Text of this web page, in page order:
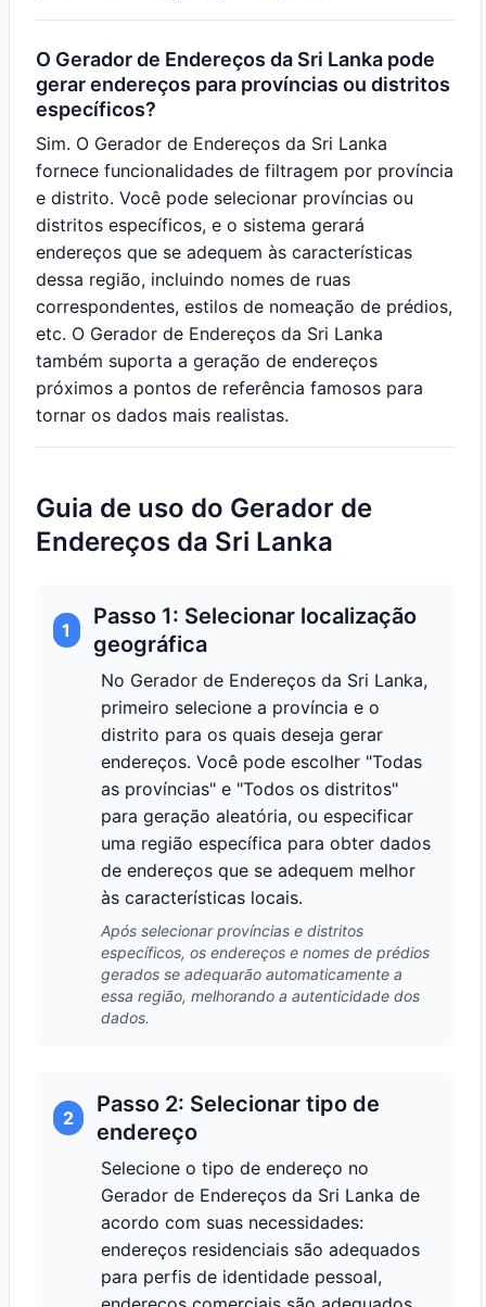
O Gerador de Endereços da Sri Lanka pode
gerar endereços para províncias ou distritos
específicos?
Sim. O Gerador de Endereços da Sri Lanka
fornece funcionalidades de filtragem por província
e distrito. Você pode selecionar províncias ou
distritos específicos, e o sistema gerará
endereços que se adequem às características
dessa região, incluindo nomes de ruas
correspondentes, estilos de nomeação de prédios,
etc. O Gerador de Endereços da Sri Lanka
também suporta a geração de endereços
próximos a pontos de referência famosos para
tornar os dados mais realistas.
Guia de uso do Gerador de
Endereços da Sri Lanka
1
Passo 1: Selecionar localização
geográfica
No Gerador de Endereços da Sri Lanka,
primeiro selecione a província e o
distrito para os quais deseja gerar
endereços. Você pode escolher "Todas
as províncias" e "Todos os distritos"
para geração aleatória, ou especificar
uma região específica para obter dados
de endereços que se adequem melhor
às características locais.
Após selecionar províncias e distritos
específicos, os endereços e nomes de prédios
gerados se adequarão automaticamente a
essa região, melhorando a autenticidade dos
dados.
2
Passo 2: Selecionar tipo de
endereço
Selecione o tipo de endereço no
Gerador de Endereços da Sri Lanka de
acordo com suas necessidades:
endereços residenciais são adequados
para perfis de identidade pessoal,